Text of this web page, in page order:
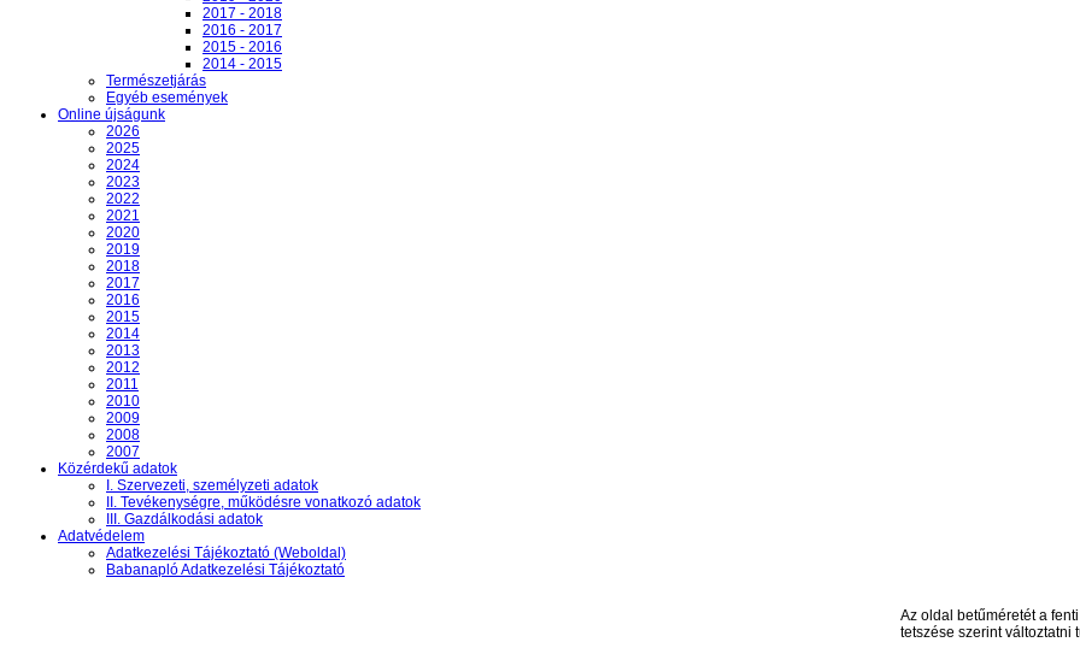
2017 - 2018
2016 - 2017
2015 - 2016
2014 - 2015
Természetjárás
Egyéb események
Online újságunk
2026
2025
2024
2023
2022
2021
2020
2019
2018
2017
2016
2015
2014
2013
2012
2011
2010
2009
2008
2007
Közérdekű adatok
I. Szervezeti, személyzeti adatok
II. Tevékenységre, működésre vonatkozó adatok
III. Gazdálkodási adatok
Adatvédelem
Adatkezelési Tájékoztató (Weboldal)
Babanapló Adatkezelési Tájékoztató
Az oldal betűméretét a
tetszése szerint változtatni